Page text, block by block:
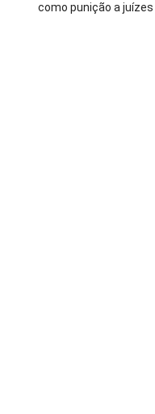
como punição a juízes